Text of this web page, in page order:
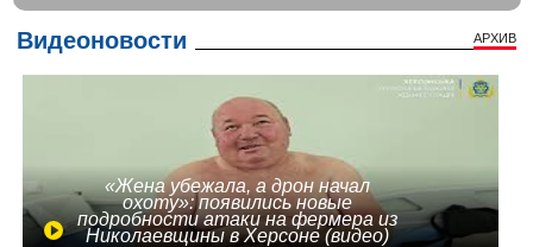
Видеоновости АРХИВ
«Жена убежала, а дрон начал
охоту»: появились новые
подробности атаки на фермера из
Николаевщины в Херсоне (видео)